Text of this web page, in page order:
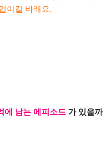
이길 바래요.
에 남는 에피소드 가 있을까